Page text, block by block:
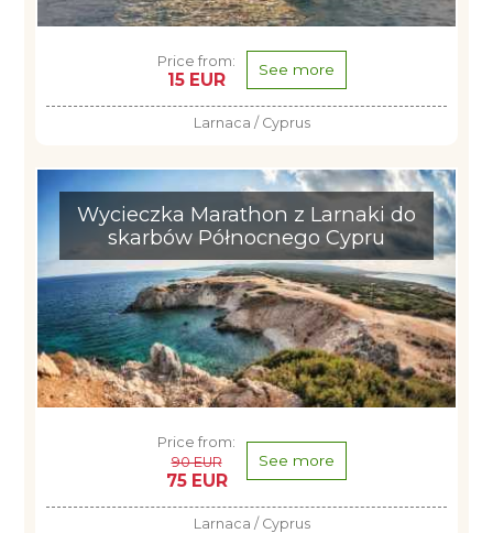
Price from:
15 EUR See more
Larnaca / Cyprus
Wycieczka Marathon z Larnaki do
skarbów Północnego Cypru
Price from:
90 EUR
75 EUR
See more
Larnaca / Cyprus